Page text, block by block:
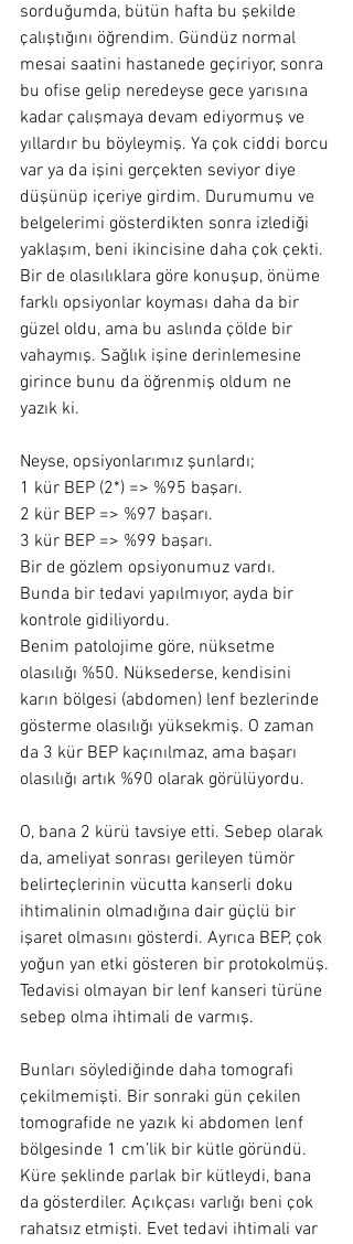
sorduğumda, bütün hafta bu şekilde
çalıştığını öğrendim. Gündüz normal
mesai saatini hastanede geçiriyor, sonra
bu ofise gelip neredeyse gece yarısına
kadar çalışmaya devam ediyormuş ve
yıllardır bu böyleymiş. Ya çok ciddi borcu
var ya da işini gerçekten seviyor diye
düşünüp içeriye girdim. Durumumu ve
belgelerimi gösterdikten sonra izlediği
yaklaşım, beni ikincisine daha çok çekti.
Bir de olasılıklara göre konuşup, önüme
farklı opsiyonlar koyması daha da bir
güzel oldu, ama bu aslında çölde bir
vahaymış. Sağlık işine derinlemesine
girince bunu da öğrenmiş oldum ne
yazık ki.
Neyse, opsiyonlarımız şunlardı;
1 kür BEP (2*) => %95 başarı.
2 kür BEP => %97 başarı.
3 kür BEP => %99 başarı.
Bir de gözlem opsiyonumuz vardı.
Bunda bir tedavi yapılmıyor, ayda bir
kontrole gidiliyordu.
Benim patolojime göre, nüksetme
olasılığı %50. Nüksederse, kendisini
karın bölgesi (abdomen) lenf bezlerinde
gösterme olasılığı yüksekmiş. O zaman
da 3 kür BEP kaçınılmaz, ama başarı
olasılığı artık %90 olarak görülüyordu.
O, bana 2 kürü tavsiye etti. Sebep olarak
da, ameliyat sonrası gerileyen tümör
belirteçlerinin vücutta kanserli doku
ihtimalinin olmadığına dair güçlü bir
işaret olmasını gösterdi. Ayrıca BEP, çok
yoğun yan etki gösteren bir protokolmüş.
Tedavisi olmayan bir lenf kanseri türüne
sebep olma ihtimali de varmış.
Bunları söylediğinde daha tomografi
çekilmemişti. Bir sonraki gün çekilen
tomografide ne yazık ki abdomen lenf
bölgesinde 1 cm’lik bir kütle göründü.
Küre şeklinde parlak bir kütleydi, bana
da gösterdiler. Açıkçası varlığı beni çok
rahatsız etmişti. Evet tedavi ihtimali var